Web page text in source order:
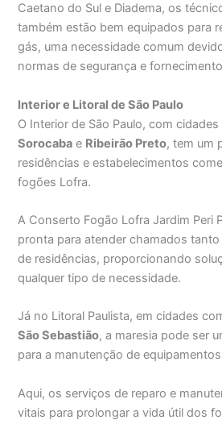
Caetano do Sul e Diadema, os
também estão bem equipados para
gás, uma necessidade comum
normas de segurança e
Interior e Litoral de São Paulo
O Interior de São Paulo, com
Sorocaba e Ribeirão Preto, tem um
residências e estabelecimentos
fogões Lofra.
A Conserto Fogão Lofra Jardim Peri
pronta para atender chamados
de residências, proporcionando
qualquer tipo de necessidade.
Já no Litoral Paulista, em cidades
São Sebastião, a maresia pode ser
para a manutenção de
Aqui, os serviços de reparo e
vitais para prolongar a vida útil dos